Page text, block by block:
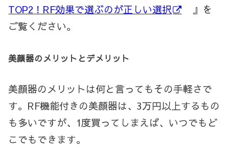
TOP2！RF効果で選ぶのが正しい選択
』を
ご覧ください。
美顔器のメリットとデメリット
美顔器のメリットは何と言ってもその手軽さで
す。RF機能付きの美顔器は、3万円以上するもの
も多いですが、1度買ってしまえば、いつでもど
こでもできます。